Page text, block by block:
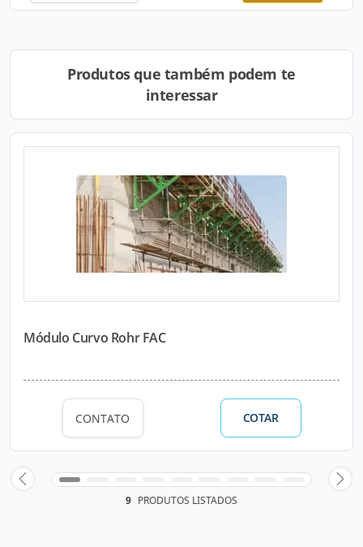
Produtos que também podem te
interessar
Módulo Curvo Rohr FAC
CONTATO COTAR
9 PRODUTOS LISTADOS